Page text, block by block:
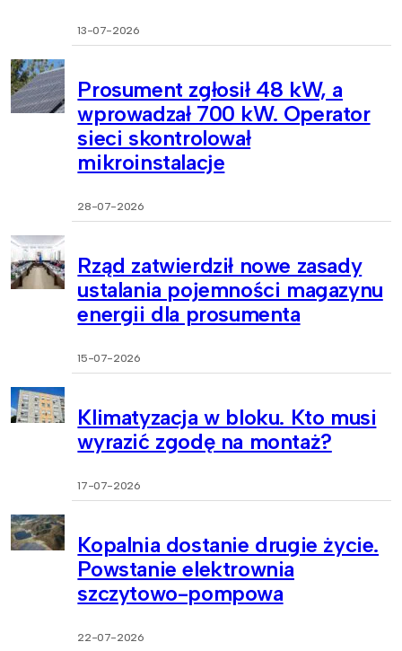
13-07-2026
Prosument zgłosił 48 kW, a
wprowadzał 700 kW. Operator
sieci skontrolował
mikroinstalacje
28-07-2026
Rząd zatwierdził nowe zasady
ustalania pojemności magazynu
energii dla prosumenta
15-07-2026
Klimatyzacja w bloku. Kto musi
wyrazić zgodę na montaż?
17-07-2026
Kopalnia dostanie drugie życie.
Powstanie elektrownia
szczytowo-pompowa
22-07-2026